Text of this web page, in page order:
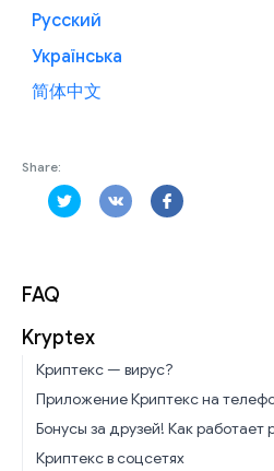
FAQ
Kryptex
Криптекс — вирус?
Приложение Криптекс на
Бонусы за друзей! Как
Криптекс в соцсетях
Русский
Українська
简体中文
Share: